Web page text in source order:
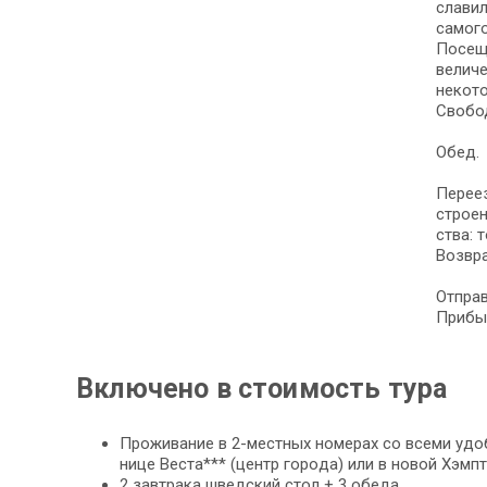
Обед.
ства:
Включено в стоимость тура
Про­жи­ва­ние в 2-местных но­ме­рах со все­ми
ни­це Веста*** (центр го­ро­да) или в но­вой